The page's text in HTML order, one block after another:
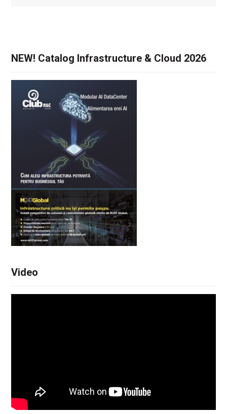
NEW! Catalog Infrastructure & Cloud 2026
Video